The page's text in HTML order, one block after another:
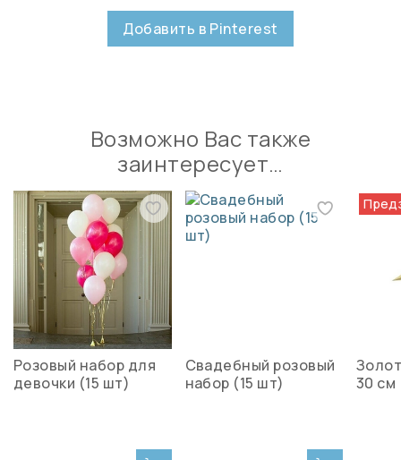
Добавить в Pinterest
Возможно Вас также
заинтересует…
Розовый набор для
девочки (15 шт)
Свадебный розовый
набор (15 шт)
30 см